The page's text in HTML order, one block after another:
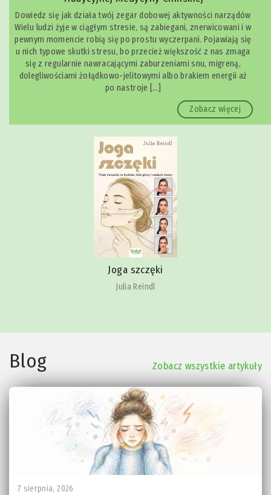
Dowiedz się jak działa twój zegar dobowej aktywności narządów
Wielu ludzi żyje w ciągłym stresie, są zabiegani, znerwicowani i w
pewnym momencie robią się po prostu wyczerpani. Pojawiają się
u nich typowe skutki stresu, bo przecież większość z nas zmaga
się z regularnie nawracającymi zaburzeniami snu, migreną,
dolegliwościami żołądkowo-jelitowymi albo brakiem energii aż
po nastroje […]
Zobacz więcej
Joga szczęki
Julia Reindl
Blog Zobacz wszystkie artykuły
7 sierpnia, 2026